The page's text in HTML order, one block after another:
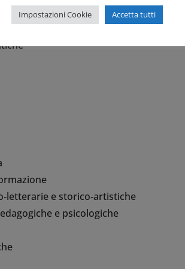
aree CUN istituite dal Ministero
e storico‐artistiche
e psicologiche
Impostazioni Cookie Accetta tutti